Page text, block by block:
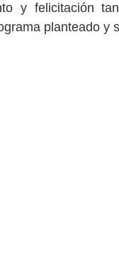
y felicitación
planteado y